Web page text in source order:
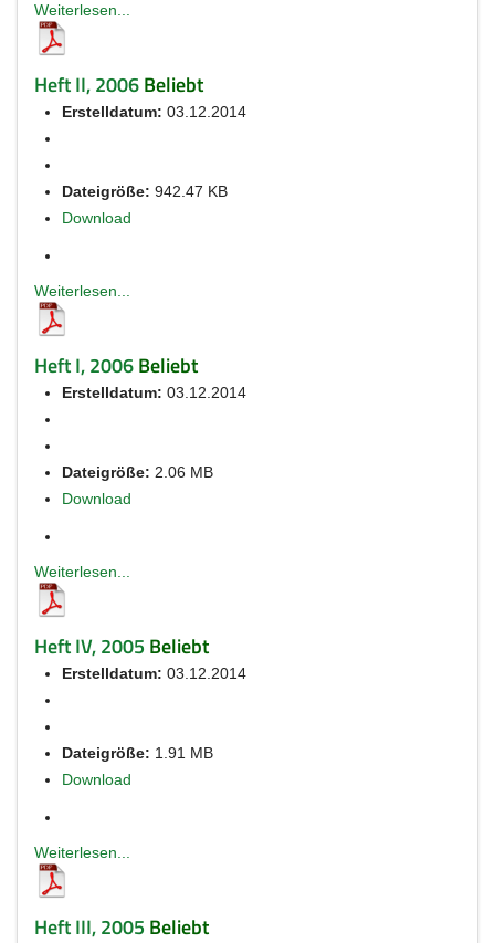
Weiterlesen...
Heft II, 2006Beliebt
Erstelldatum: 03.12.2014
Dateigröße: 942.47 KB
Download
Weiterlesen...
Heft I, 2006Beliebt
Erstelldatum: 03.12.2014
Dateigröße: 2.06 MB
Download
Weiterlesen...
Heft IV, 2005 Beliebt
Erstelldatum: 03.12.2014
Dateigröße: 1.91 MB
Download
Weiterlesen...
Heft III, 2005 Beliebt